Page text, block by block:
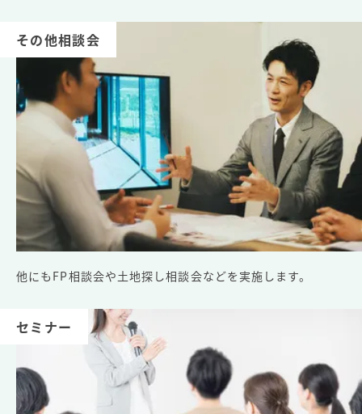
その他相談会
他にもFP相談会や土地探し相談会などを実施します。
セミナー